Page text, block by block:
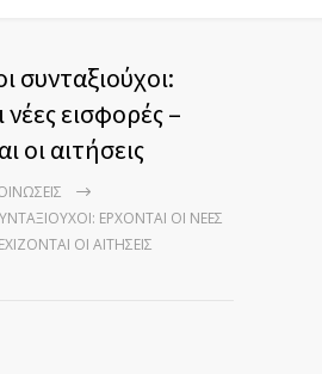
συνταξιούχοι:
νέες εισφορές –
οι αιτήσεις
ΕΡΧΟΝΤΑΙ ΟΙ ΝΈΕΣ
ΟΙ ΑΙΤΉΣΕΙΣ